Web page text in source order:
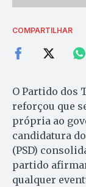
COMPARTILHAR
O Partido dos
reforçou que
própria ao
candidatura
(PSD)
partido
qualquer